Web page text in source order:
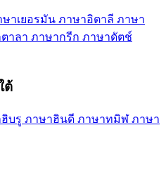
ษา​เยอรมัน ภาษา​อิตาลี ภาษา​
าลา ภาษา​กรีก ภาษา​ดัตช์
ต้
บรู ภาษา​ฮินดี ภาษา​ทมิฬภาษา​